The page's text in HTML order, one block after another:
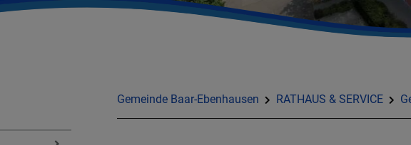
Gemeinde Baar-Ebenhausen RATHAUS & SERVICE